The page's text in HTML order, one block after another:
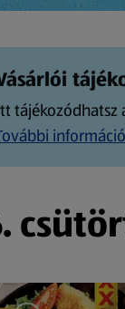
tájékozódhatsz